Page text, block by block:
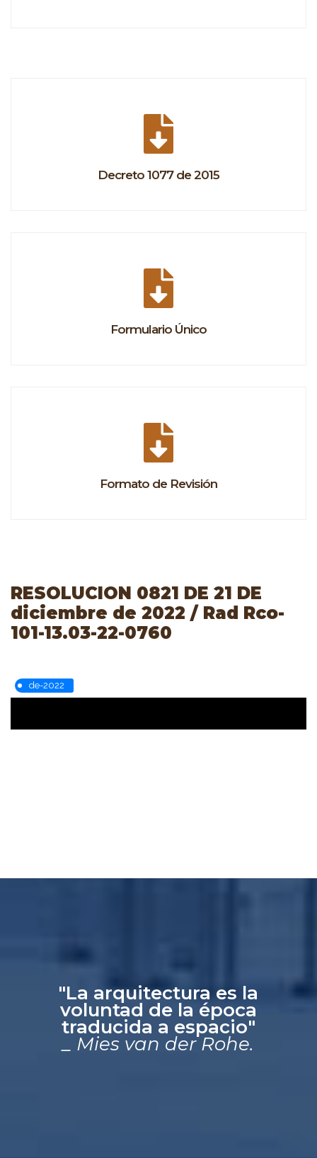
Decreto 1077 de 2015
Formulario Único
Formato de Revisión
RESOLUCION 0821 DE 21 DE
diciembre de 2022 / Rad Rco-
101-13.03-22-0760
de-2022
"La arquitectura es la
voluntad de la época
traducida a espacio"
_ Mies van der Rohe.